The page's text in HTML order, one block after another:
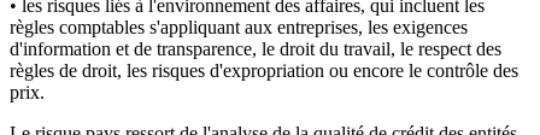
• les risques liés à l'environnement des affaires, qui incluent les
règles comptables s'appliquant aux entreprises, les exigences
d'information et de transparence, le droit du travail, le respect des
règles de droit, les risques d'expropriation ou encore le contrôle des
prix.